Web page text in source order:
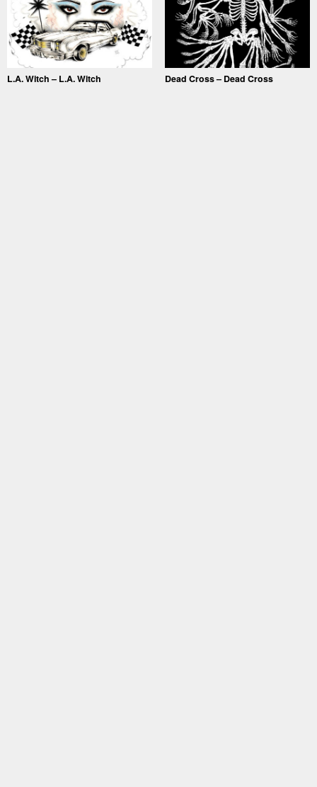
L.A. Witch – L.A. Witch Dead Cross – Dead Cross